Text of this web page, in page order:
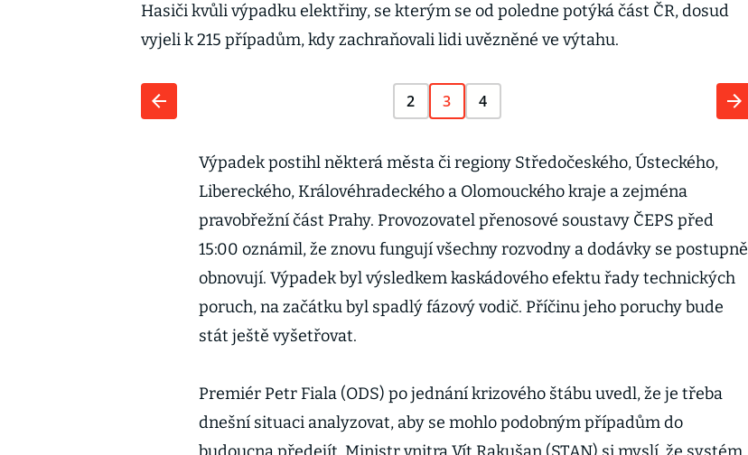
Hasiči kvůli výpadku elektřiny, se kterým se od poledne potýká část ČR, dosud
vyjeli k 215 případům, kdy zachraňovali lidi uvězněné ve výtahu.
2 3 4
Výpadek postihl některá města či regiony Středočeského, Ústeckého,
Libereckého, Královéhradeckého a Olomouckého kraje a zejména
pravobřežní část Prahy. Provozovatel přenosové soustavy ČEPS před
15:00 oznámil, že znovu fungují všechny rozvodny a dodávky se postupně
obnovují. Výpadek byl výsledkem kaskádového efektu řady technických
poruch, na začátku byl spadlý fázový vodič. Příčinu jeho poruchy bude
stát ještě vyšetřovat.
Premiér Petr Fiala (ODS) po jednání krizového štábu uvedl, že je třeba
dnešní situaci analyzovat, aby se mohlo podobným případům do